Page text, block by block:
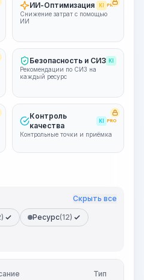
ИИ-Оптимизация KI PRO
Снижение затрат с помощью
ИИ
Безопасность и СИЗ KI
Рекомендации по СИЗ на
каждый ресурс
Контроль
качества
KI PRO
Контрольные точки и приёмка
Скрыть все
Ресурс(12)
Тип